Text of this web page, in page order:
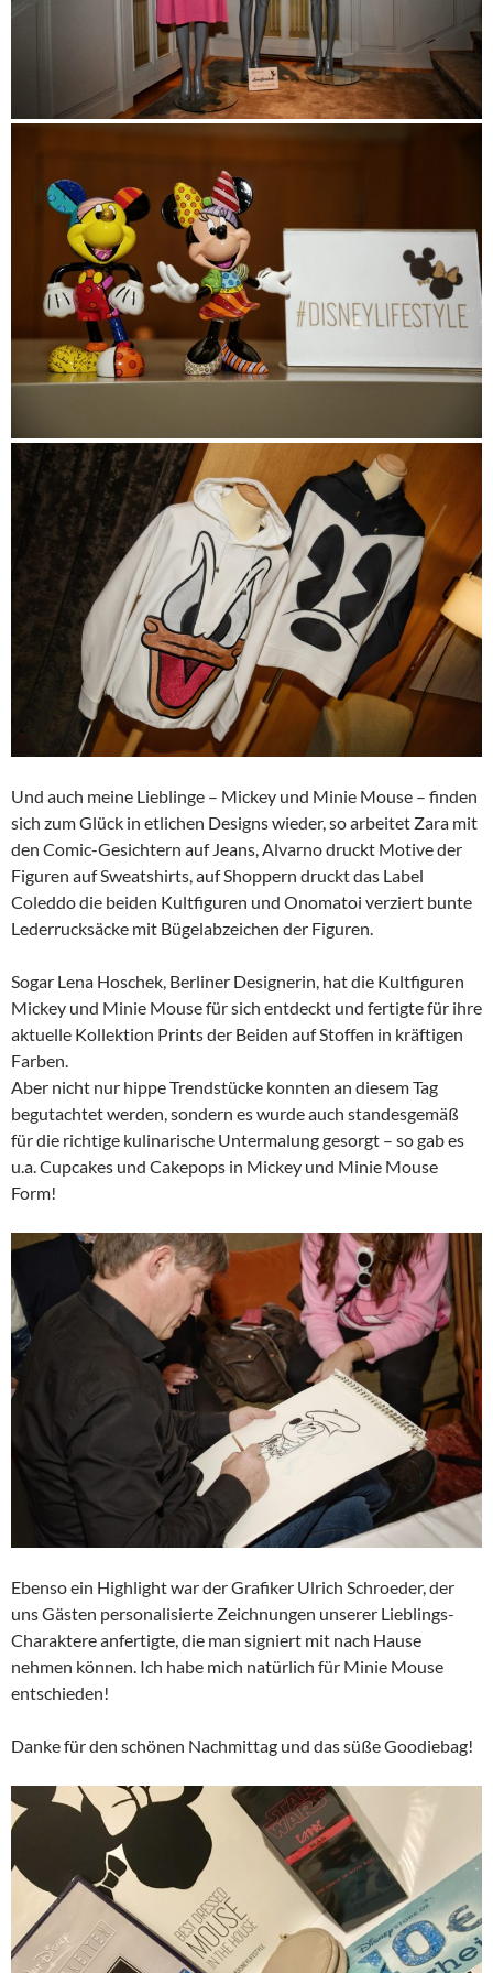
Und auch meine Lieblinge – Mickey und Minie Mouse – finden
sich zum Glück in etlichen Designs wieder, so arbeitet Zara mit
den Comic-Gesichtern auf Jeans, Alvarno druckt Motive der
Figuren auf Sweatshirts, auf Shoppern druckt das Label
Coleddo die beiden Kultfiguren und Onomatoi verziert bunte
Lederrucksäcke mit Bügelabzeichen der Figuren.
Sogar Lena Hoschek, Berliner Designerin, hat die Kultfiguren
Mickey und Minie Mouse für sich entdeckt und fertigte für ihre
aktuelle Kollektion Prints der Beiden auf Stoffen in kräftigen
Farben.
Aber nicht nur hippe Trendstücke konnten an diesem Tag
begutachtet werden, sondern es wurde auch standesgemäß
für die richtige kulinarische Untermalung gesorgt – so gab es
u.a. Cupcakes und Cakepops in Mickey und Minie Mouse
Form!
Ebenso ein Highlight war der Grafiker Ulrich Schroeder, der
uns Gästen personalisierte Zeichnungen unserer Lieblings-
Charaktere anfertigte, die man signiert mit nach Hause
nehmen können. Ich habe mich natürlich für Minie Mouse
entschieden!
Danke für den schönen Nachmittag und das süße Goodiebag!